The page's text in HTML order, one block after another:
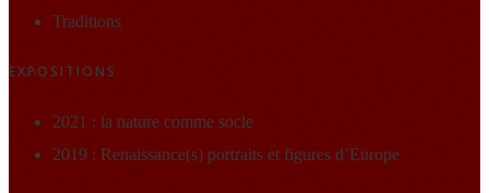
Traditions
EXPOSITIONS
2021 : la nature comme socle
2019 : Renaissance(s) portraits et figures d’Europe